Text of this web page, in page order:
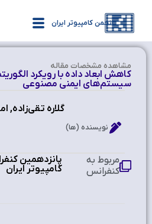
انجمن کامپیوتر ایران
مشاهده‌ مشخصات مقاله
سیستم‌های ایمنی مصنوعی
گلاره تقی‌زاده,
نویسنده (ها)
پانزدهمین
کامپیوتر ایران
مربوط به
کنفرانس